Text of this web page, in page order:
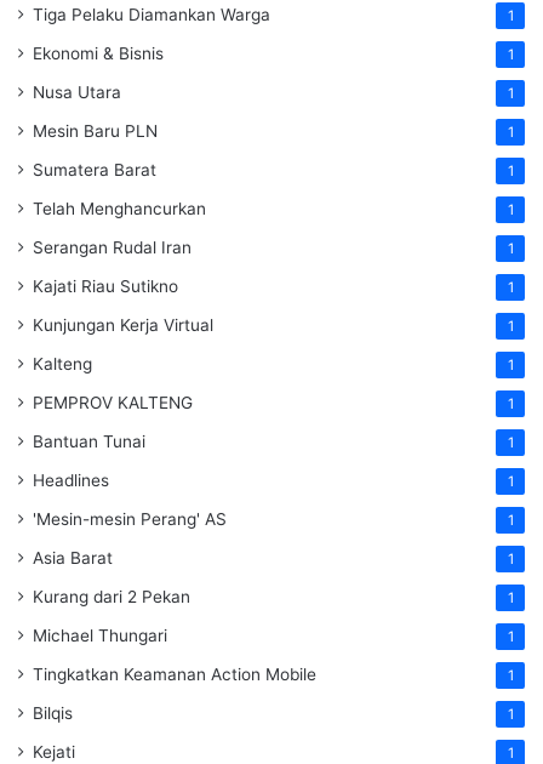
Tiga Pelaku Diamankan Warga 1
Ekonomi & Bisnis 1
Nusa Utara 1
Mesin Baru PLN 1
Sumatera Barat 1
Telah Menghancurkan 1
Serangan Rudal Iran 1
Kajati Riau Sutikno 1
Kunjungan Kerja Virtual 1
Kalteng 1
PEMPROV KALTENG 1
Bantuan Tunai 1
Headlines 1
'Mesin-mesin Perang' AS 1
Asia Barat 1
Kurang dari 2 Pekan 1
Michael Thungari 1
Tingkatkan Keamanan Action Mobile 1
Bilqis 1
Kejati 1